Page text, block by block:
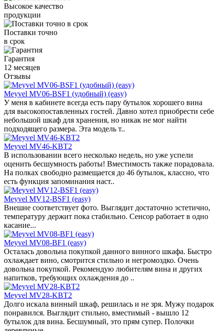
Высокое качество
продукции
Поставки точно
в срок
Гарантия
12 месяцев
Отзывы
Meyvel MV06-BSF1 (удобный) (easy)
У меня в кабинете всегда есть пару бутылок хорошего вина
для высокопоставленных гостей. Давно хотел приобрести себе
небольшой шкаф для хранения, но никак не мог найти
подходящего размера. Эта модель т..
Meyvel MV46-KBT2
В использовании всего несколько недель, но уже успели
оценить бесшумность работы! Вместимость также порадовала.
На полках свободно размещается до 46 бутылок, классно, что
есть функция запоминания наст..
Meyvel MV12-BSF1 (easy)
Внешне соответствует фото. Выглядит достаточно эстетично,
температуру держит пока стабильно. Сенсор работает в одно
касание...
Meyvel MV08-BF1 (easy)
Осталась довольна покупкой данного винного шкафа. Быстро
охлаждает вино, смотрится стильно и негромоздко. Очень
довольна покупкой. Рекомендую любителям вина и других
напитков, требующих охлаждения до ..
Meyvel MV28-KBT2
Долго искала винный шкаф, решилась и не зря. Мужу подарок
понравился. Выглядит стильно, вместимый - вышло 12
бутылок для вина. Бесшумный, это прям супер. Полочки